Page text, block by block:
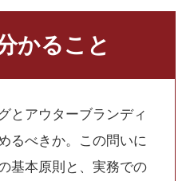
かること
とアウターブランディ
るべきか。この問いに
基本原則と、実務での